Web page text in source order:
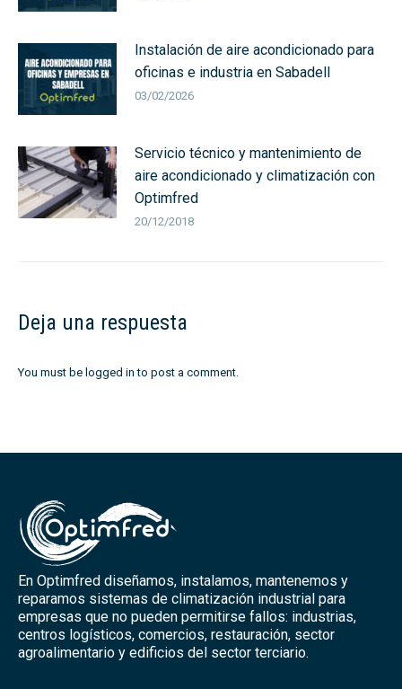
Instalación de aire acondicionado para
oficinas e industria en Sabadell
03/02/2026
Servicio técnico y mantenimiento de
aire acondicionado y climatización con
Optimfred
20/12/2018
Deja una respuesta
You must be logged in to post a comment.
En Optimfred diseñamos, instalamos, mantenemos y
reparamos sistemas de climatización industrial para
empresas que no pueden permitirse fallos: industrias,
centros logísticos, comercios, restauración, sector
agroalimentario y edificios del sector terciario.